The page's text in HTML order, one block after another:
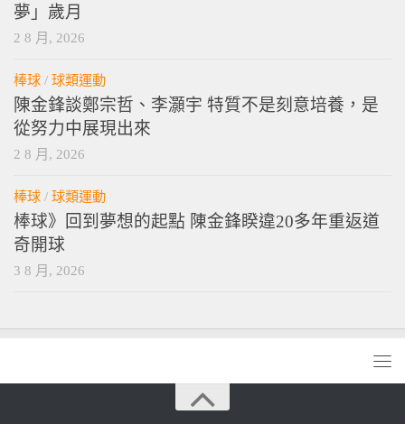
夢」歲月
2 8 月, 2026
棒球 / 球類運動
陳金鋒談鄭宗哲、李灝宇 特質不是刻意培養，是
從努力中展現出來
2 8 月, 2026
棒球 / 球類運動
棒球》回到夢想的起點 陳金鋒睽違20多年重返道
奇開球
3 8 月, 2026